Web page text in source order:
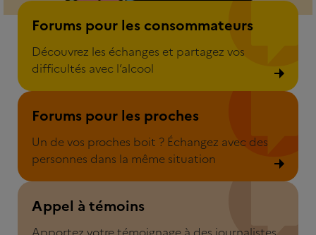
Forums pour les consommateurs
Découvrez les échanges et partagez vos
difficultés avec l’alcool
Forum pour les consommateurs
Forums pour les proches
Un de vos proches boit ? Échangez avec des
personnes dans la même situation
Forum pour les proches
Appel à témoins
Appel à témoins